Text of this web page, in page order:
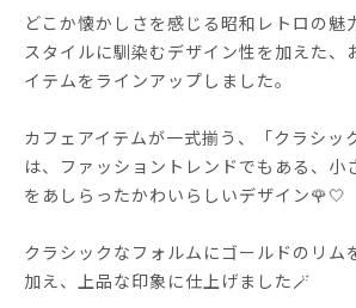
どこか懐かしさを感じる昭和レトロの魅
スタイルに馴染むデザイン性を加えた、
イテムをラインアップしました。
カフェアイテムが一式揃う、「クラシッ
は、ファッショントレンドでもある、小
をあしらったかわいらしいデザイン🌹🤍
クラシックなフォルムにゴールドのリム
加え、上品な印象に仕上げました🪄